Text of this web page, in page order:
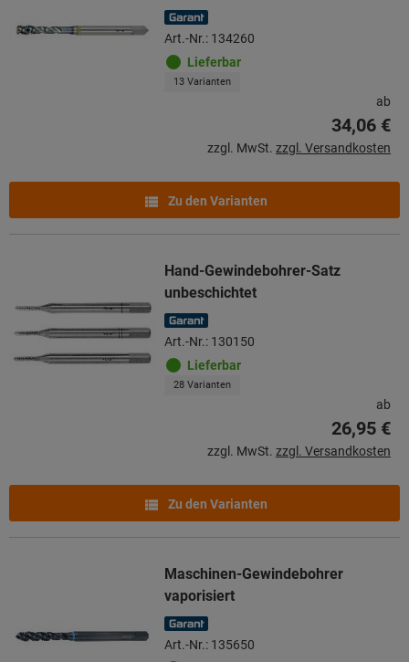
Art.-Nr.: 134260
Lieferbar
13 Varianten
ab
34,06 €
zzgl. MwSt. zzgl. Versandkosten
Zu den Varianten
Hand-Gewindebohrer-Satz
unbeschichtet
Art.-Nr.: 130150
Lieferbar
28 Varianten
ab
26,95 €
zzgl. MwSt. zzgl. Versandkosten
Zu den Varianten
Maschinen-Gewindebohrer
vaporisiert
Art.-Nr.: 135650